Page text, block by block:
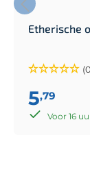
Etherische
5,79
Voor 16